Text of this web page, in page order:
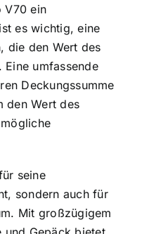
V70 ein
es wichtig, eine
die den Wert des
Eine umfassende
Deckungssumme
den Wert des
seine
sondern auch für
Mit großzügigem